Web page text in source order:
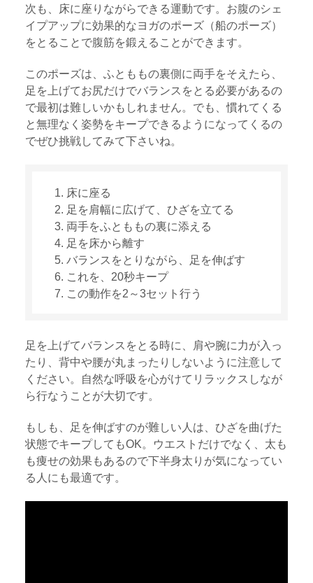
次も、床に座りながらできる運動です。お腹のシェ
イプアップに効果的なヨガのポーズ（船のポーズ）
をとることで腹筋を鍛えることができます。
このポーズは、ふとももの裏側に両手をそえたら、
足を上げてお尻だけでバランスをとる必要があるの
で最初は難しいかもしれません。でも、慣れてくる
と無理なく姿勢をキープできるようになってくるの
でぜひ挑戦してみて下さいね。
床に座る
足を肩幅に広げて、ひざを立てる
両手をふとももの裏に添える
足を床から離す
バランスをとりながら、足を伸ばす
これを、20秒キープ
この動作を2～3セット行う
足を上げてバランスをとる時に、肩や腕に力が入っ
たり、背中や腰が丸まったりしないように注意して
ください。自然な呼吸を心がけてリラックスしなが
ら行なうことが大切です。
もしも、足を伸ばすのが難しい人は、ひざを曲げた
状態でキープしてもOK。ウエストだけでなく、太も
も痩せの効果もあるので下半身太りが気になってい
る人にも最適です。